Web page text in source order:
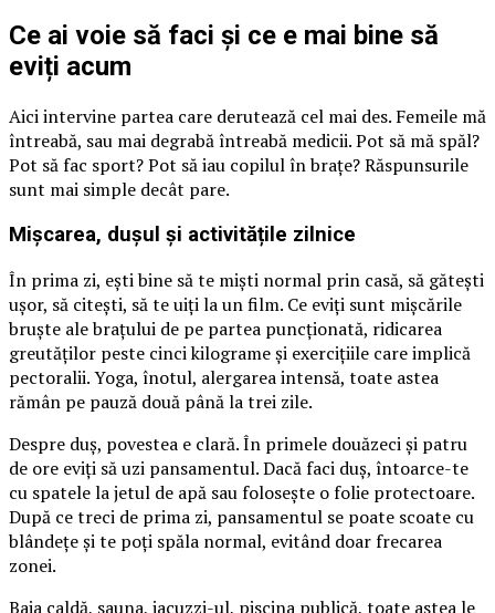
Ce ai voie să faci și ce e mai bine să
eviți acum
Aici intervine partea care derutează cel mai des. Femeile mă
întreabă, sau mai degrabă întreabă medicii. Pot să mă spăl?
Pot să fac sport? Pot să iau copilul în brațe? Răspunsurile
sunt mai simple decât pare.
Mișcarea, dușul și activitățile zilnice
În prima zi, ești bine să te miști normal prin casă, să gătești
ușor, să citești, să te uiți la un film. Ce eviți sunt mișcările
bruște ale brațului de pe partea puncționată, ridicarea
greutăților peste cinci kilograme și exercițiile care implică
pectoralii. Yoga, înotul, alergarea intensă, toate astea
rămân pe pauză două până la trei zile.
Despre duș, povestea e clară. În primele douăzeci și patru
de ore eviți să uzi pansamentul. Dacă faci duș, întoarce-te
cu spatele la jetul de apă sau folosește o folie protectoare.
După ce treci de prima zi, pansamentul se poate scoate cu
blândețe și te poți spăla normal, evitând doar frecarea
zonei.
Baia caldă, sauna, jacuzzi-ul, piscina publică, toate astea le